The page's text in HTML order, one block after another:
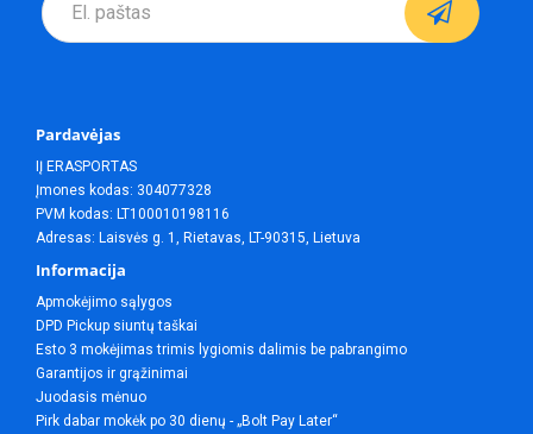
Pardavėjas
IĮ ERASPORTAS
Įmones kodas: 304077328
PVM kodas: LT100010198116
Adresas: Laisvės g. 1, Rietavas, LT-90315, Lietuva
Informacija
Apmokėjimo sąlygos
DPD Pickup siuntų taškai
Esto 3 mokėjimas trimis lygiomis dalimis be pabrangimo
Garantijos ir grąžinimai
Juodasis mėnuo
Pirk dabar mokėk po 30 dienų - „Bolt Pay Later“